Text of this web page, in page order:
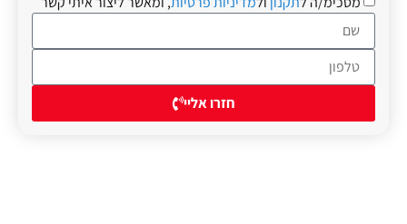
חזרו אליי